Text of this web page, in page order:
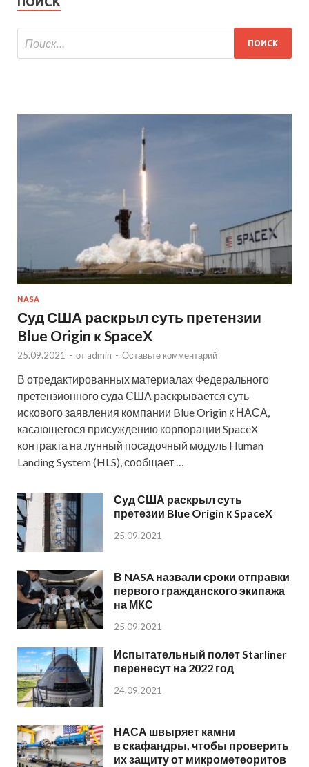
NASA
Суд США раскрыл суть претензии
Blue Origin к SpaceX
25.09.2021 - от admin - Оставьте комментарий
В отредактированных материалах Федерального
претензионного суда США раскрывается суть
искового заявления компании Blue Origin к НАСА,
касающегося присуждению корпорации SpaceX
контракта на лунный посадочный модуль Human
Landing System (HLS), сообщает …
Суд США раскрыл суть
претезии Blue Origin к SpaceX
25.09.2021
В NASA назвали сроки отправки
первого гражданского экипажа
на МКС
25.09.2021
Испытательный полет Starliner
перенесут на 2022 год
24.09.2021
НАСА швыряет камни
в скафандры, чтобы проверить
их защиту от микрометеоритов